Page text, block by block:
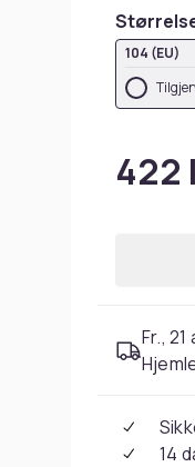
104 (EU)
422
Fr., 21
14